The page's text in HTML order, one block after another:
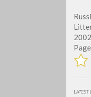
2002
LATEST